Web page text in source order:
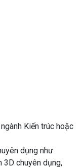
Kiến trúc hoặc
dụng như
3D chuyên dụng,